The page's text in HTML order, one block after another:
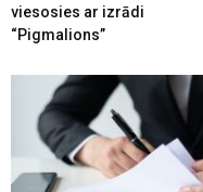
viesosies ar izrādi
“Pigmalions”